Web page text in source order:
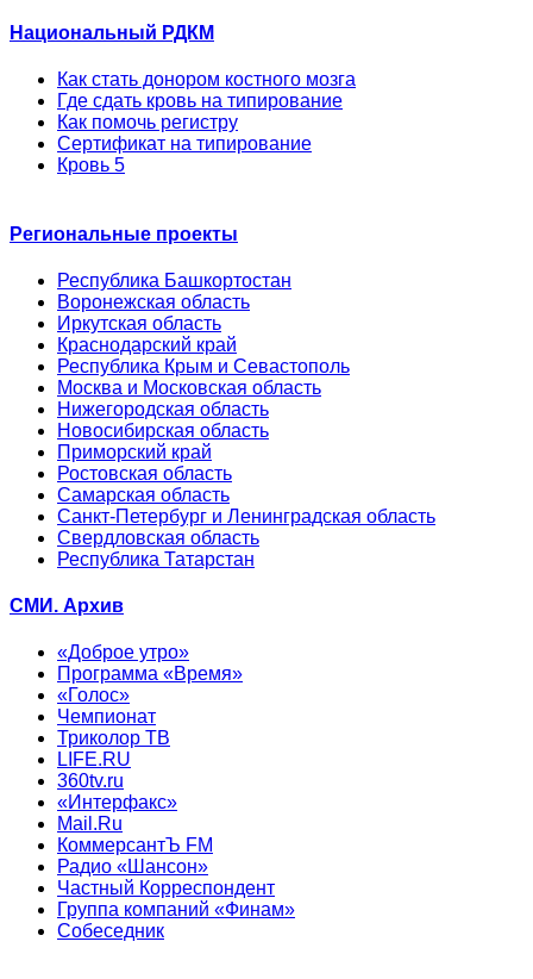
Национальный РДКМ
Как стать донором костного мозга
Где сдать кровь на типирование
Как помочь регистру
Сертификат на типирование
Кровь 5
Региональные проекты
Республика Башкортостан
Воронежская область
Иркутская область
Краснодарский край
Республика Крым и Севастополь
Москва и Московская область
Нижегородская область
Новосибирская область
Приморский край
Ростовская область
Самарская область
Санкт-Петербург и Ленинградская область
Свердловская область
Республика Татарстан
СМИ. Архив
«Доброе утро»
Программа «Время»
«Голос»
Чемпионат
Триколор ТВ
LIFE.RU
360tv.ru
«Интерфакс»
Mail.Ru
КоммерсантЪ FM
Радио «Шансон»
Частный Корреспондент
Группа компаний «Финам»
Собеседник